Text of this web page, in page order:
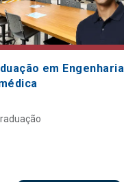
em Engenharia